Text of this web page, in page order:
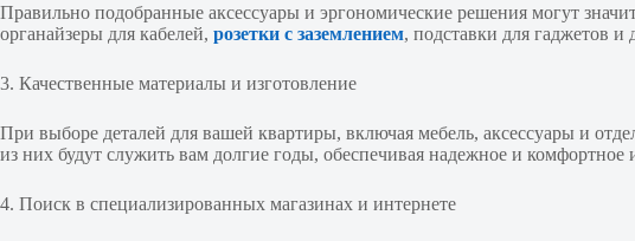
Правильно подобранные аксессуары и эргономические решения могут
органайзеры для кабелей, розетки с заземлением, подставки для гаджетов и
3. Качественные материалы и изготовление
При выборе деталей для вашей квартиры, включая мебель, аксессуары и
из них будут служить вам долгие годы, обеспечивая надежное и комфортное
4. Поиск в специализированных магазинах и интернете